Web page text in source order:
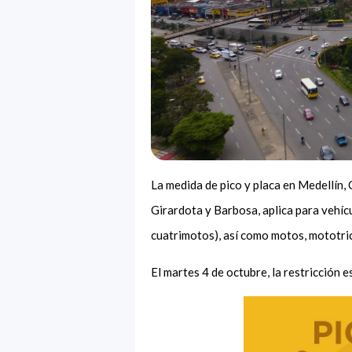
La medida de pico y placa en
Girardota y Barbosa, aplica para
cuatrimotos), así como motos,
El martes 4 de octubre, la restricción